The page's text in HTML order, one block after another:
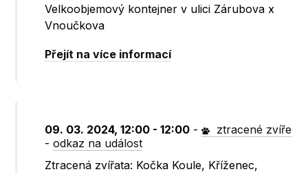
Velkoobjemový kontejner v ulici Zárubova x
Vnoučkova
Přejít na více informací
09. 03. 2024, 12:00 - 12:00 -
ztracené zvíře
-odkaz na událost
Ztracená zvířata: Kočka Koule, Kříženec,